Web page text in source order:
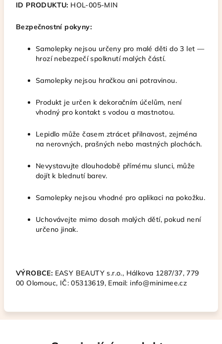
ID PRODUKTU: HOL-005-MIN
Bezpečnostní pokyny:
Samolepky nejsou určeny pro malé děti do 3 let —
hrozí nebezpečí spolknutí malých částí.
Samolepky nejsou hračkou ani potravinou.
Produkt je určen k dekoračním účelům, není
vhodný pro kontakt s vodou a mastnotou.
Lepidlo může časem ztrácet přilnavost, zejména
na nerovných, prašných nebo mastných plochách.
Nevystavujte dlouhodobě přímému slunci, může
dojít k blednutí barev.
Samolepky nejsou vhodné pro aplikaci na pokožku.
Uchovávejte mimo dosah malých dětí, pokud není
určeno jinak.
VÝROBCE: EASY BEAUTY s.r.o., Hálkova 1287/37,779
00 Olomouc, IČ:05313619, Email: info@minimee.cz